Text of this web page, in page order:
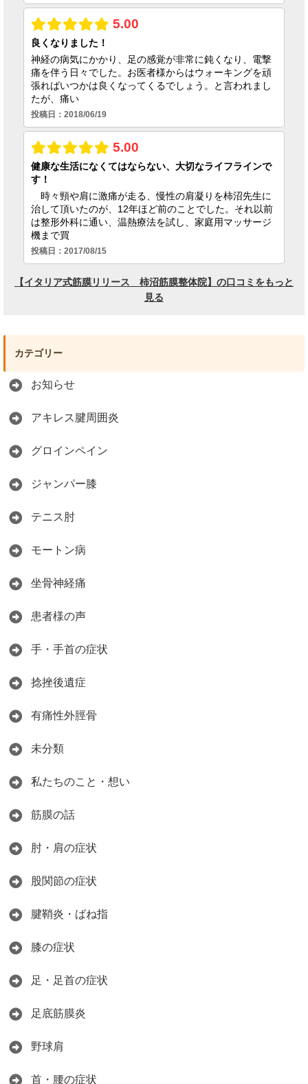
カテゴリー
お知らせ
アキレス腱周囲炎
グロインペイン
ジャンパー膝
テニス肘
モートン病
坐骨神経痛
患者様の声
手・手首の症状
捻挫後遺症
有痛性外脛骨
未分類
私たちのこと・想い
筋膜の話
肘・肩の症状
股関節の症状
腱鞘炎・ばね指
膝の症状
足・足首の症状
足底筋膜炎
野球肩
首・腰の症状